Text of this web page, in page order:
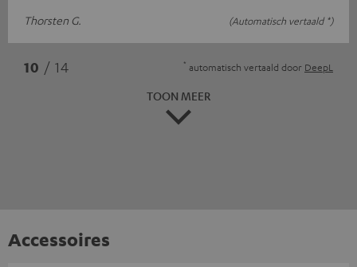
Thorsten G.
(Automatisch vertaald *)
10 / 14 * automatisch vertaald door DeepL
TOON MEER
Accessoires